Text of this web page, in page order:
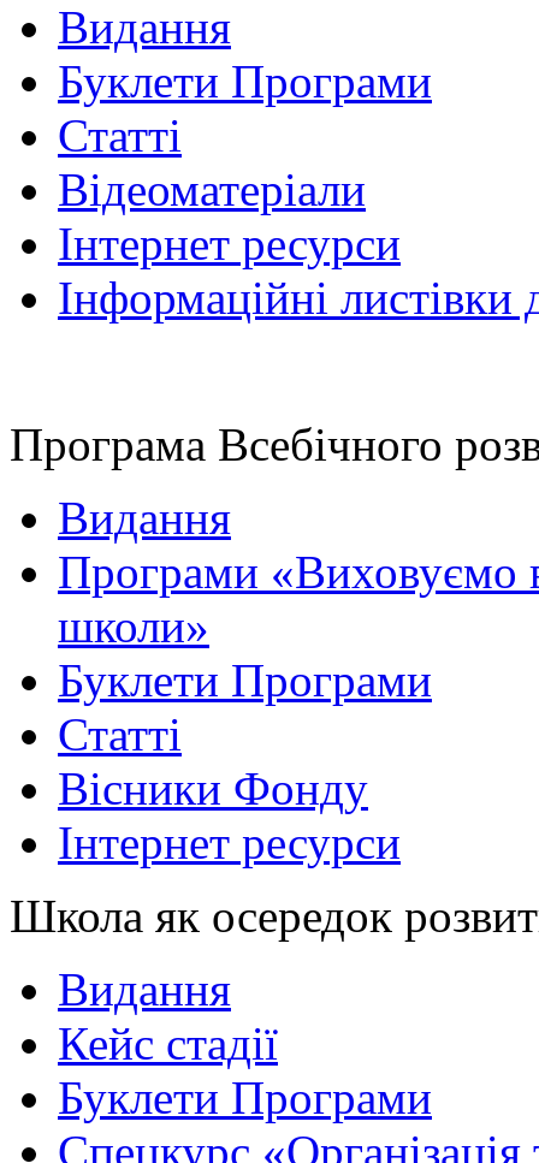
Видання
Буклети Програми
Статті
Відеоматеріали
Інтернет ресурси
Інформаційні листівки
Програма Всебічного
Видання
Програми «Виховуємо
школи»
Буклети Програми
Статті
Вісники Фонду
Інтернет ресурси
Школа як осередок
Видання
Кейс стадії
Буклети Програми
Спецкурс